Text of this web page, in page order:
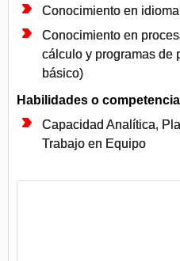
Conocimiento en
Conocimiento en
cálculo y programas de
básico)
Habilidades o
Capacidad Analítica,
Trabajo en Equipo